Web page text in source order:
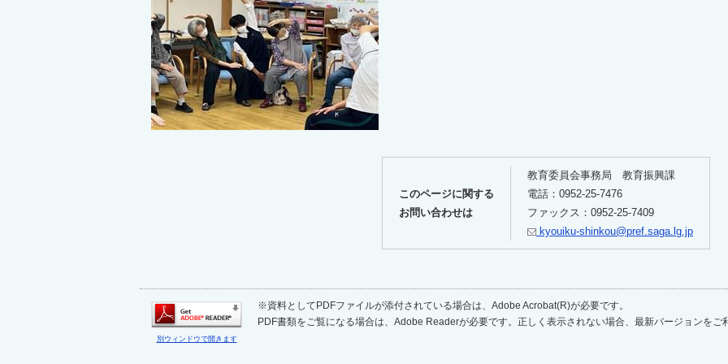
このページに関する
お問い合わせは
教育委員会事務局 教育振興課
電話：0952-25-7476
ファックス：0952-25-7409
kyouiku-shinkou@pref.saga.lg.jp
別ウィンドウで開きます
※資料としてPDFファイルが添付されている場合は、Adobe Acrobat(R)が必要です。
PDF書類をご覧になる場合は、Adobe Readerが必要です。正しく表示されない場合、最新バージョンをご